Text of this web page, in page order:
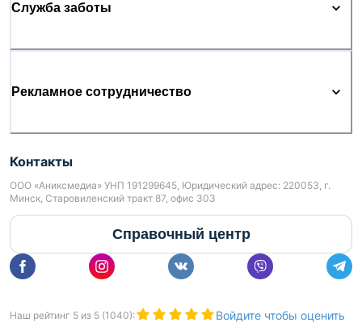
Служба заботы
Рекламное сотрудничество
Контакты
ООО «Аниксмедиа» УНП 191299645, Юридический адрес: 220053, г.
Минск, Старовиленский тракт 87, офис 303
Справочный центр
Наш рейтинг 5 из 5 (1040): Войдите чтобы оценить